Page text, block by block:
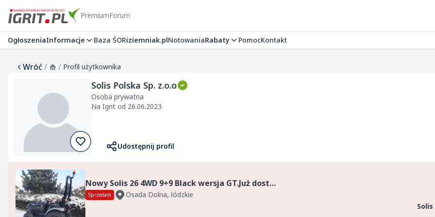
PremiumForum
OgłoszeniaInformacje Baza ŚORiziemniak.plNotowaniaRabaty PomocKontakt
Wróć/ / Profil użytkownika
Solis Polska Sp. z.o.o
Osoba prywatna
Na Igrit od 26.06.2023
Udostępnij profil
Nowy Solis 26 4WD 9+9 Black wersja GT.Już dostępny. Silnik Mitsubishi 3 cyl.Poj 1318 cm3. Chłodzony cieczą ,moc max 25 KM. Napęd 4x4, skrzynia zsynchronizowana z rewersem mechanicznym 9 przód+9 tył...
Sprzedam
Osada Dolna, łódzkie